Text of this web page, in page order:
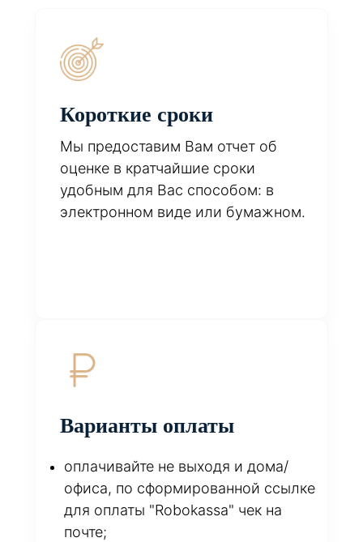
Короткие сроки
Мы предоставим Вам отчет об
оценке в кратчайшие сроки
удобным для Вас способом: в
электронном виде или бумажном.
Варианты оплаты
оплачивайте не выходя и дома/
офиса, по сформированной ссылке
для оплаты "Robokassa" чек на
почте;